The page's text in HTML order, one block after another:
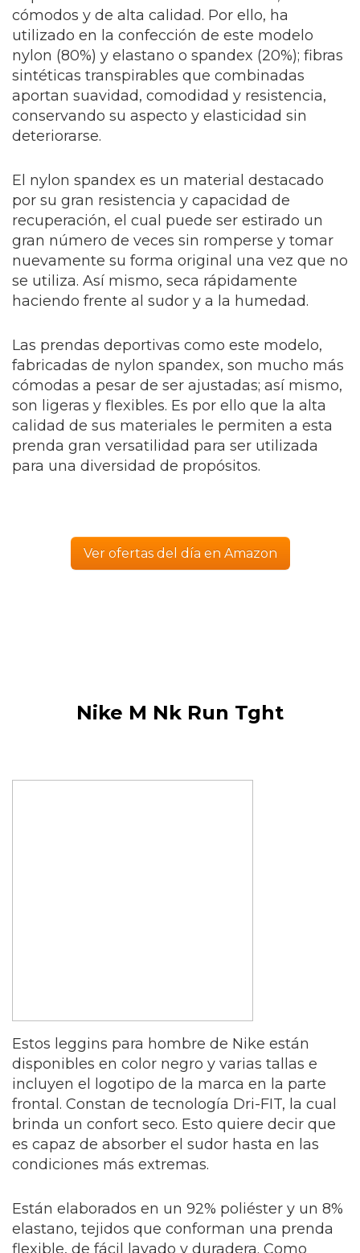
cómodos y de alta calidad. Por ello, ha
utilizado en la confección de este modelo
nylon (80%) y elastano o spandex (20%); fibras
sintéticas transpirables que combinadas
aportan suavidad, comodidad y resistencia,
conservando su aspecto y elasticidad sin
deteriorarse.
El nylon spandex es un material destacado
por su gran resistencia y capacidad de
recuperación, el cual puede ser estirado un
gran número de veces sin romperse y tomar
nuevamente su forma original una vez que no
se utiliza. Así mismo, seca rápidamente
haciendo frente al sudor y a la humedad.
Las prendas deportivas como este modelo,
fabricadas de nylon spandex, son mucho más
cómodas a pesar de ser ajustadas; así mismo,
son ligeras y flexibles. Es por ello que la alta
calidad de sus materiales le permiten a esta
prenda gran versatilidad para ser utilizada
para una diversidad de propósitos.
Ver ofertas del día en Amazon
Nike M Nk Run Tght
Estos leggins para hombre de Nike están
disponibles en color negro y varias tallas e
incluyen el logotipo de la marca en la parte
frontal. Constan de tecnología Dri-FIT, la cual
brinda un confort seco. Esto quiere decir que
es capaz de absorber el sudor hasta en las
condiciones más extremas.
Están elaborados en un 92% poliéster y un 8%
elastano, tejidos que conforman una prenda
flexible, de fácil lavado y duradera. Como